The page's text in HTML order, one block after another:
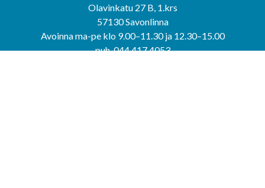
Olavinkatu 27 B, 1.krs
57130 Savonlinna
Avoinna ma-pe klo 9.00–11.30 ja 12.30–15.00
puh. 044 417 4053